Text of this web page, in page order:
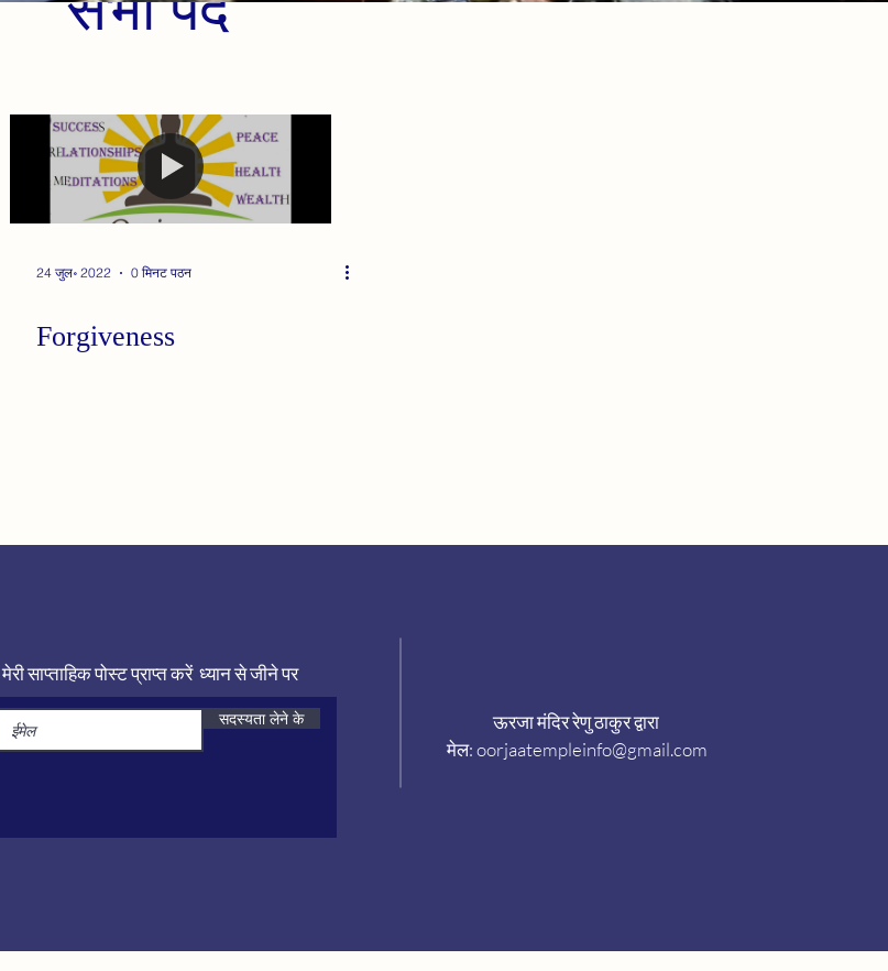
24 जुल॰ 2022 0 मिनट पठन
Forgiveness
मेरी साप्ताहिक पोस्ट प्राप्त करें ध्यान से जीने पर
सदस्यता लेने के
ऊरजा मंदिर रेणु ठाकुर द्वारा
मेल:oorjaatempleinfo@gmail.com